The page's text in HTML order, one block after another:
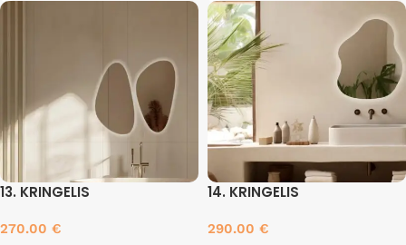
13. KRINGELIS
270.00 €
14. KRINGELIS
290.00 €